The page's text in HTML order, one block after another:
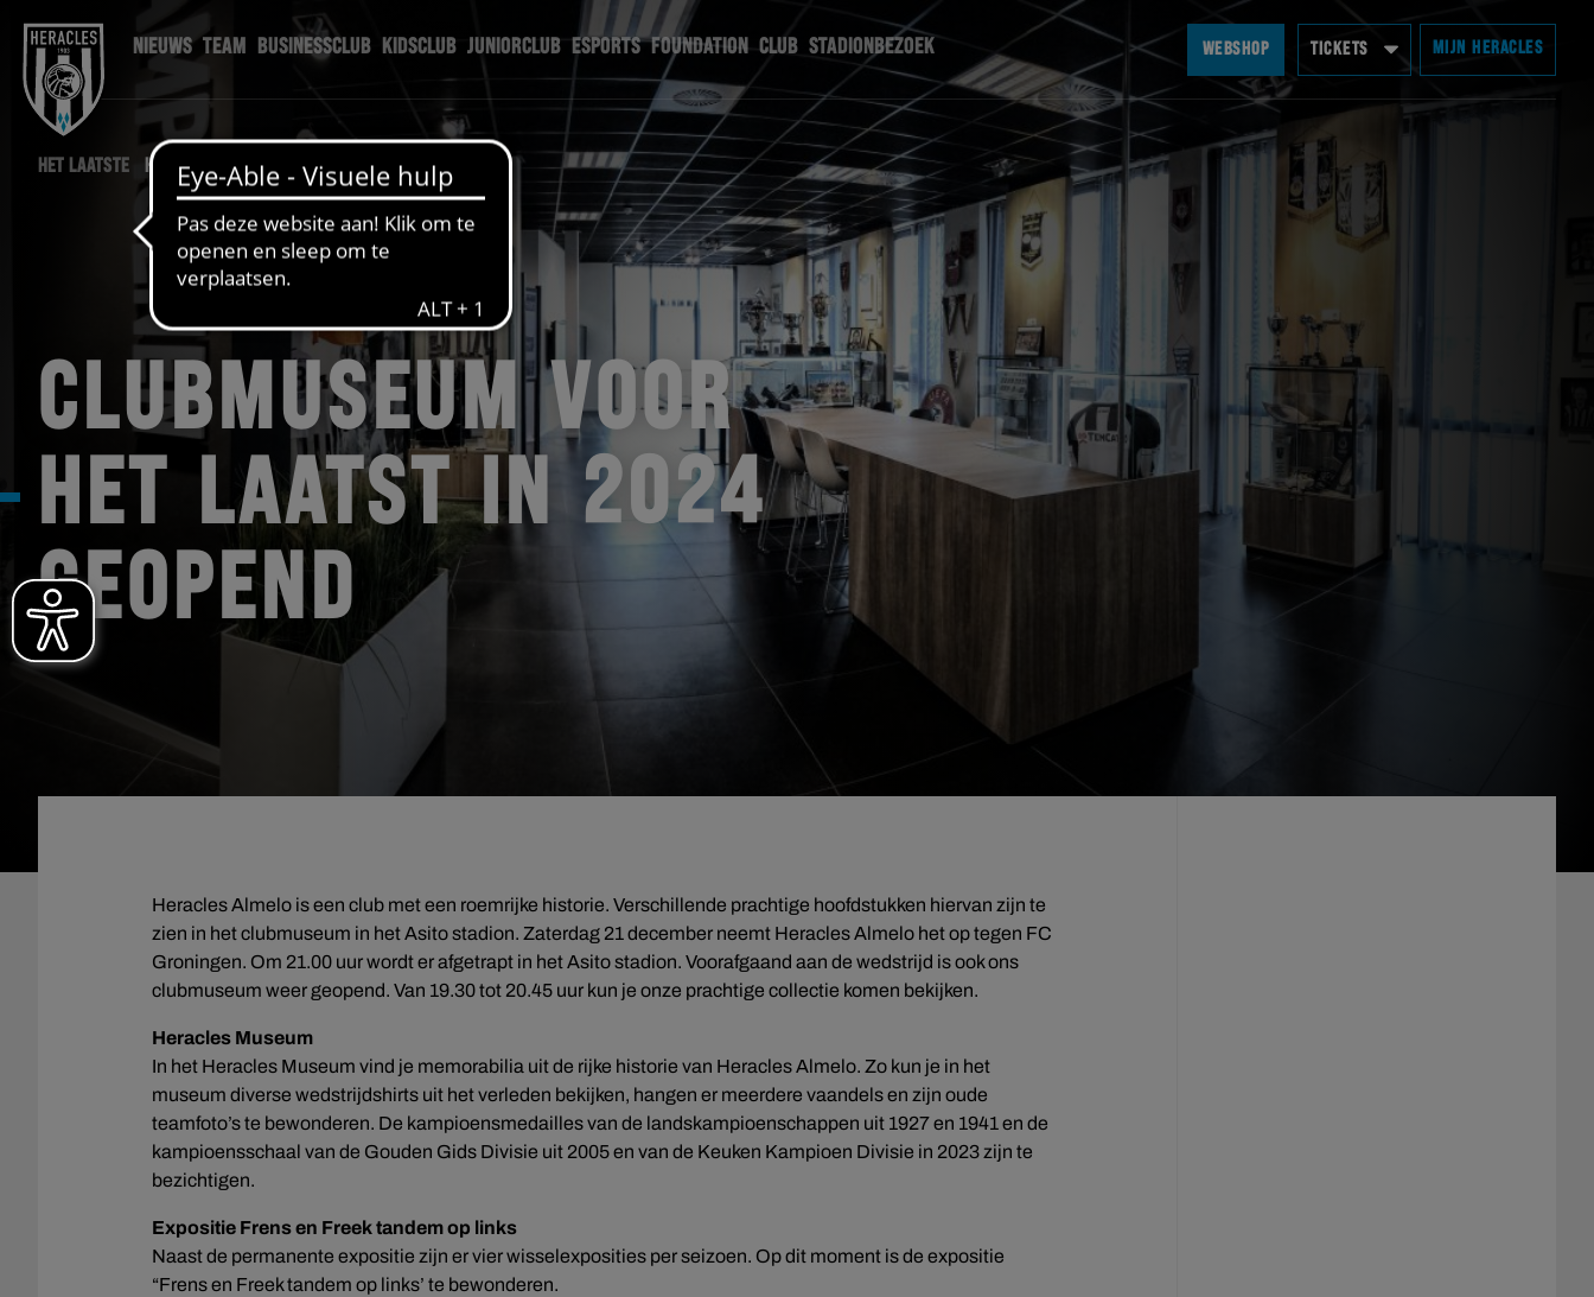
NIEUWS TEAM BUSINESSCLUB KIDSCLUB JUNIORCLUB ESPORTS FOUNDATION CLUB STADIONBEZOEK WEBSHOP TICKETS MIJN HERACLES
HET LAATSTE HERGRO NIEUWS
CLUBMUSEUM VOOR
HET LAATST IN 2024
GEOPEND
Heracles Almelo is een club met een roemrijke historie. Verschillende prachtige hoofdstukken hiervan zijn te
zien in het clubmuseum in het Asito stadion. Zaterdag 21 december neemt Heracles Almelo het op tegen FC
Groningen. Om 21.00 uur wordt er afgetrapt in het Asito stadion. Voorafgaand aan de wedstrijd is ook ons
clubmuseum weer geopend. Van 19.30 tot 20.45 uur kun je onze prachtige collectie komen bekijken.
Heracles Museum
In het Heracles Museum vind je memorabilia uit de rijke historie van Heracles Almelo. Zo kun je in het
museum diverse wedstrijdshirts uit het verleden bekijken, hangen er meerdere vaandels en zijn oude
teamfoto’s te bewonderen. De kampioensmedailles van de landskampioenschappen uit 1927 en 1941 en de
kampioensschaal van de Gouden Gids Divisie uit 2005 en van de Keuken Kampioen Divisie in 2023 zijn te
bezichtigen.
Expositie Frens en Freek tandem op links
Naast de permanente expositie zijn er vier wisselexposities per seizoen. Op dit moment is de expositie
“Frens en Freek tandem op links’ te bewonderen.